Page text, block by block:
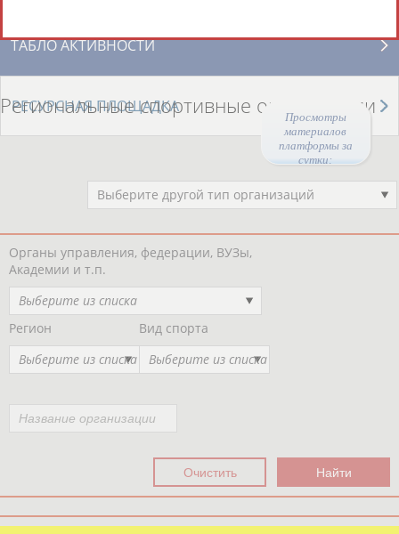
Просмотры
материалов
платформы за
сутки:
ТАБЛО АКТИВНОСТИ
РЕСУРСНАЯ ПЛОЩАДКА
Региональные спортивные организации
Выберите другой тип организаций
Органы управления, федерации, ВУЗы,
Академии и т.п.
Выберите из списка
Регион
Выберите из списка
Вид спорта
Выберите из списка